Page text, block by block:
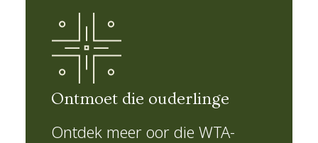
Ontmoet die ouderlinge
Ontdek meer oor die WTA-